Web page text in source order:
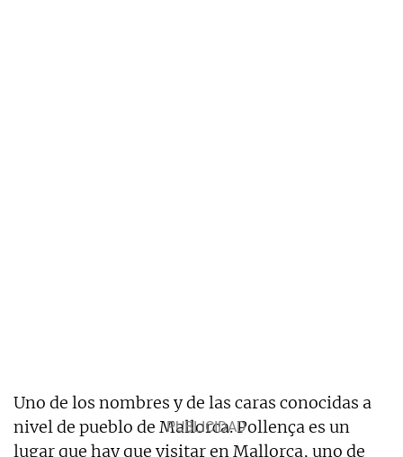
Uno de los nombres y de las caras conocidas a
nivel de pueblo de Mallorca. Pollença es un
lugar que hay que visitar en Mallorca, uno de